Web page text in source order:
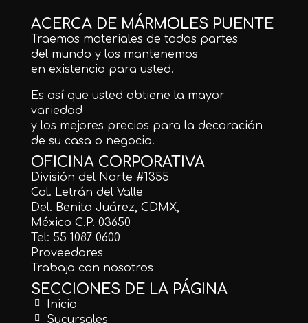
ACERCA DE MÁRMOLES PUENTE
Traemos materiales de todas partes
del mundo y los mantenemos
en existencia para usted.
Es así que usted obtiene la mayor
variedad
y los mejores precios para la decoración
de su casa o negocio.
OFICINA CORPORATIVA
División del Norte #1355
Col. Letrán del Valle
Del. Benito Juárez, CDMX,
México C.P. 03650
Tel: 55 1087 0600
Proveedores
Trabaja con nosotros
SECCIONES DE LA PÁGINA
Inicio
Sucursales